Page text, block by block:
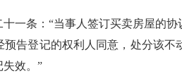
十一条：“当事人签订买卖房屋的
告登记的权利人同意，处分该
效。”